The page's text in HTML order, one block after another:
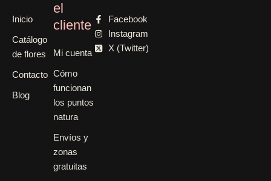
Inicio
Catálogo
de flores
Contacto
Blog
el
cliente
Mi cuenta
Cómo
funcionan
los puntos
natura
Envíos y
zonas
gratuitas
Facebook
Instagram
X (Twitter)